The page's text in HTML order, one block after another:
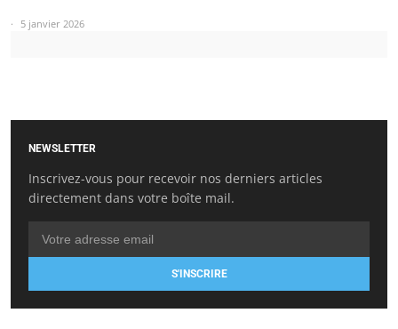
5 janvier 2026
NEWSLETTER
Inscrivez-vous pour recevoir nos derniers articles
directement dans votre boîte mail.
S'INSCRIRE